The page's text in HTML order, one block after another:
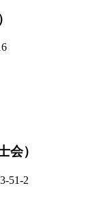
会）
51-2